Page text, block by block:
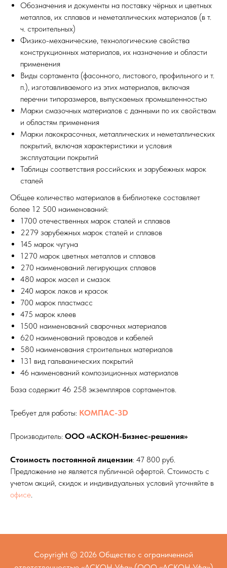
Обозначения и документы на поставку чёрных и цветных
металлов, их сплавов и неметаллических материалов (в т.
ч. строительных)
Физико-механические, технологические свойства
конструкционных материалов, их назначение и области
применения
Виды сортамента (фасонного, листового, профильного и т.
п.), изготавливаемого из этих материалов, включая
перечни типоразмеров, выпускаемых промышленностью
Марки смазочных материалов с данными по их свойствам
и областям применения
Марки лакокрасочных, металлических и неметаллических
покрытий, включая характеристики и условия
эксплуатации покрытий
Таблицы соответствия российских и зарубежных марок
сталей
Общее количество материалов в библиотеке составляет
более 12 500 наименований:
1700 отечественных марок сталей и сплавов
2279 зарубежных марок сталей и сплавов
145 марок чугуна
1270 марок цветных металлов и сплавов
270 наименований легирующих сплавов
480 марок масел и смазок
240 марок лаков и красок
700 марок пластмасс
475 марок клеев
1500 наименований сварочных материалов
620 наименований проводов и кабелей
580 наименования строительных материалов
131 вид гальванических покрытий
46 наименований композиционных материалов
База содержит 46 258 экземпляров сортаментов.
Требует для работы: КОМПАС-3D
Производитель: ООО «АСКОН-Бизнес-решения»
Стоимость постоянной лицензии: 47 800 руб.
Предложение не является публичной офертой. Стоимость с
учетом акций, скидок и индивидуальных условий уточняйте в
офисе.
Copyright © 2026 Общество с ограниченной